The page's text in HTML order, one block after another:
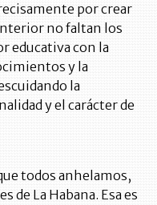
por crear
no faltan los
educativa con la
y la
la
y el carácter de
todos anhelamos,
de La Habana. Esa es